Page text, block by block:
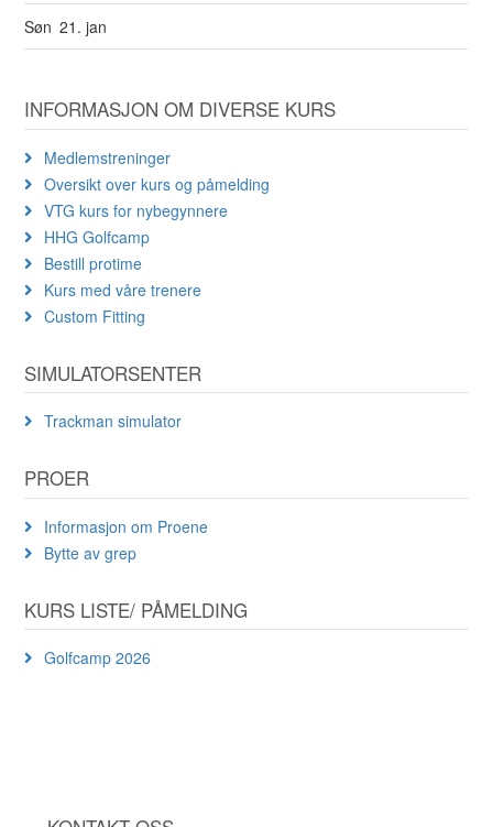
Søn 21. jan
INFORMASJON OM DIVERSE KURS
Medlemstreninger
Oversikt over kurs og påmelding
VTG kurs for nybegynnere
HHG Golfcamp
Bestill protime
Kurs med våre trenere
Custom Fitting
SIMULATORSENTER
Trackman simulator
PROER
Informasjon om Proene
Bytte av grep
KURS LISTE/ PÅMELDING
Golfcamp 2026